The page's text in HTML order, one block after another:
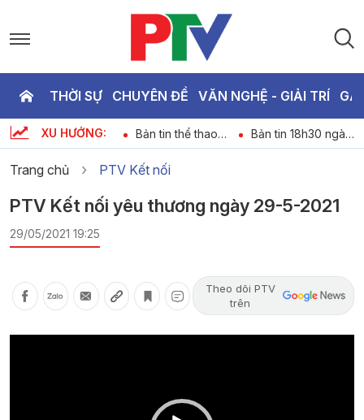
THỜI SỰ CHUYÊN ĐỀ VĂN NGHỆ - GIẢI TRÍ
XU HƯỚNG:
Chương trình thời
sự ngày 08-08-
Bản tin thể thao
ngày 08-08-2026
Bản tin 18h30 ngày
8-8-2026
Trang chủ PTV Kết nối
PTV Kết nối yêu thương ngày 29-5-2021
29/05/2021 19:25
Theo dõi PTV
trên